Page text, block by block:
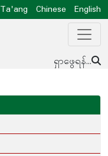
Ta'ang Chinese
English
ရှာဖွေရန်...